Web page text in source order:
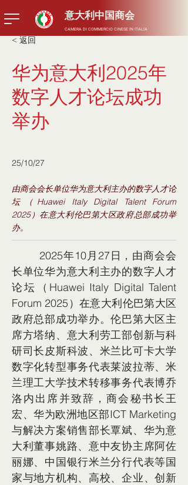
​意大利中国商会
CAMERA DI COMMERCIO CINESE IN ITALIA
< 返回
华为意大利2025年
数字人才论坛成功
举办
25/10/27
由商会会长单位华为意大利主办的数字人才论
坛（Huawei Italy Digital Talent Forum
2025）在意大利伦巴第大区政府总部成功举
办。
长单位华为意大利主办的数字人才
论坛（Huawei Italy Digital Talent
Forum 2025）在意大利伦巴第大区
政府总部成功举办。伦巴第大区主
席方塔纳、意大利劳工部创新与科
研司长皮斯科波、米兰比可卡大学
数字化转型事务代表莱波拉蒂、米
兰理工大学技术转移事务代表博乔
洛内出席并致辞，商会秘书长王
宏、华为欧洲地区部ICT Marketing
与解决方案销售部长覃斌、华为意
大利董事姚路、意中友协主席阿佐
丽娜、中国银行米兰分行代表等国
家与地方机构、高校、企业、创新